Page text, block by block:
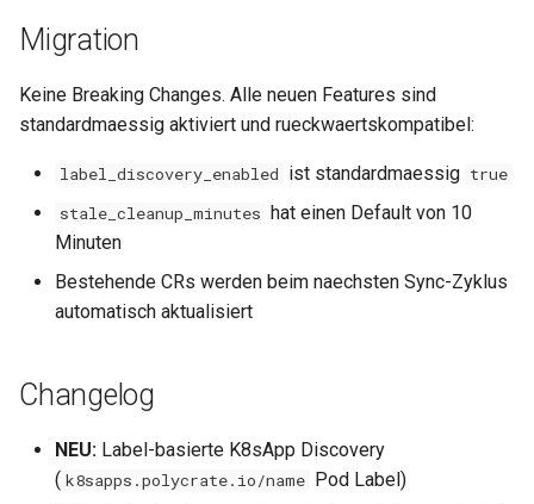
Migration
Keine Breaking Changes. Alle neuen Features sind
standardmaessig aktiviert und rueckwaertskompatibel:
label_discovery_enabled ist standardmaessig true
stale_cleanup_minutes hat einen Default von 10
Minuten
Bestehende CRs werden beim naechsten Sync-Zyklus
automatisch aktualisiert
Changelog
NEU: Label-basierte K8sApp Discovery
( k8sapps.polycrate.io/name Pod Label)